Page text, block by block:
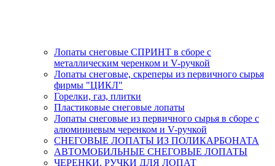
Лопаты снеговые СПРИНТ в сборе с
металлическим черенком и V-ручкой
Лопаты снеговые, скреперы из первичного сырья
фирмы "ЦИКЛ"
Горелки, газ, плитки
Пластиковые снеговые лопаты
Лопаты снеговые из первичного сырья в сборе с
алюминиевым черенком и V-ручкой
СНЕГОВЫЕ ЛОПАТЫ ИЗ ПОЛИКАРБОНАТА
АВТОМОБИЛЬНЫЕ СНЕГОВЫЕ ЛОПАТЫ
ЧЕРЕНКИ, РУЧКИ ДЛЯ ЛОПАТ